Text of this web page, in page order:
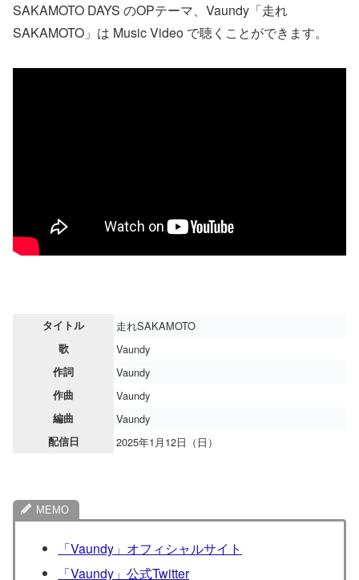
SAKAMOTO DAYS のOPテーマ、Vaundy「走れ
SAKAMOTO」は Music Video で聴くことができます。
タイトル 走れSAKAMOTO
歌 Vaundy
作詞 Vaundy
作曲 Vaundy
編曲 Vaundy
配信日 2025年1月12日（日）
「Vaundy」オフィシャルサイト
「Vaundy」公式Twitter